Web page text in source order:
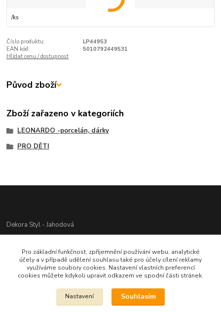
/ks
Číslo produktu:
LP44953
EAN kód:
5010792449531
Hlídat cenu / dostupnost
Původ zboží
Zboží zařazeno v kategoriích
LEONARDO -porcelán, dárky
PRO DĚTI
Dekora Styl - Jahodová
721312944
info@zbozi-darky.cz
Pro základní funkčnost, zpříjemnění používání webu, analytické
účely a v případě udělení souhlasu také pro účely cílení reklamy
využíváme soubory cookies. Nastavení vlastních preferencí
cookies můžete kdykoli upravit odkazem ve spodní části stránek.
Nastavení Souhlasím